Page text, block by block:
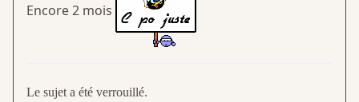
Encore 2 mois
Le sujet a été verrouillé.